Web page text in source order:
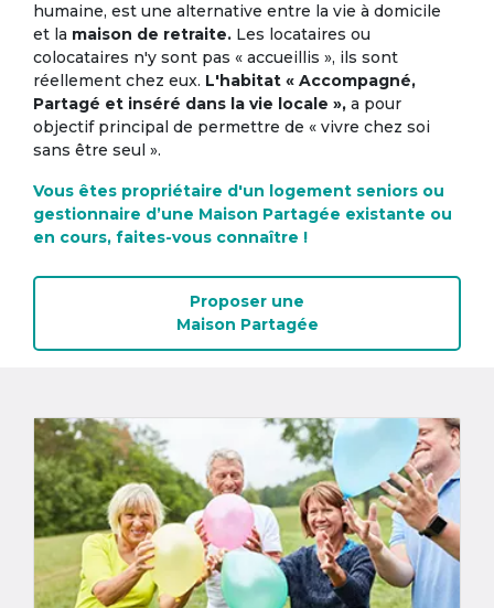
humaine, est une alternative entre la vie à domicile
et la maison de retraite. Les locataires ou
colocataires n'y sont pas « accueillis », ils sont
réellement chez eux. L'habitat « Accompagné,
Partagé et inséré dans la vie locale », a pour
objectif principal de permettre de « vivre chez soi
sans être seul ».
Vous êtes propriétaire d'un logement seniors ou
gestionnaire d’une Maison Partagée existante ou
en cours, faites-vous connaître !
Proposer une
Maison Partagée